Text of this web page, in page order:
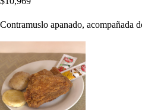
Contramuslo apanado, acompañada